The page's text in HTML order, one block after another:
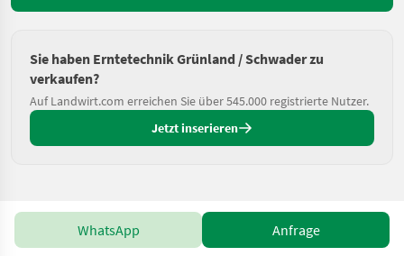
Sie haben Erntetechnik Grünland / Schwader zu
verkaufen?
Auf Landwirt.com erreichen Sie über 545.000 registrierte Nutzer.
Jetzt inserieren
WhatsApp Anfrage